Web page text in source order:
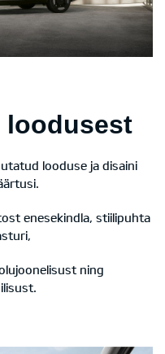
looduse ja disaini
enesekindla, stiilipuhta
ning